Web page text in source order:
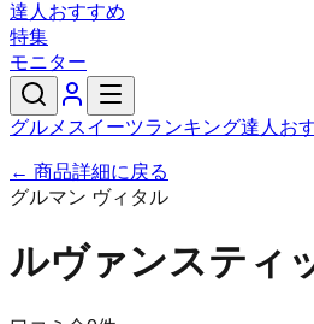
達人おすすめ
特集
モニター
グルメ スイーツランキング達人お
← 商品詳細に戻る
グルマン ヴィタル
ルヴァンスティ